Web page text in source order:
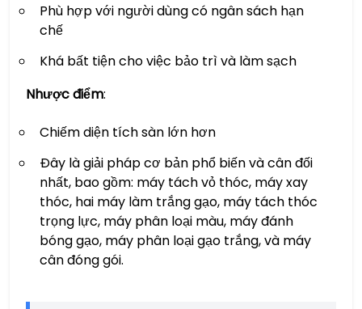
Phù hợp với người dùng có ngân sách hạn
chế
Khá bất tiện cho việc bảo trì và làm sạch
Nhược điểm:
Chiếm diện tích sàn lớn hơn
Đây là giải pháp cơ bản phổ biến và cân đối
nhất, bao gồm: máy tách vỏ thóc, máy xay
thóc, hai máy làm trắng gạo, máy tách thóc
trọng lực, máy phân loại màu, máy đánh
bóng gạo, máy phân loại gạo trắng, và máy
cân đóng gói.